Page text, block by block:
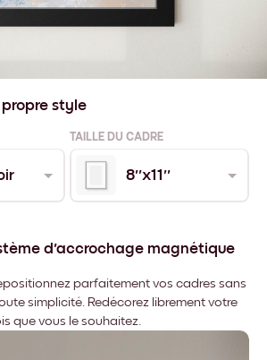
propre style
TAILLE DU CADRE
8''x11''
d'accrochage magnétique
parfaitement vos cadres sans
simplicité. Redécorez librement votre
que vous le souhaitez.